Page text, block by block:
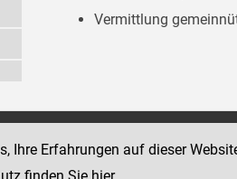
Vermittlung
1080 Wien
Ihre Erfahrungen auf dieser